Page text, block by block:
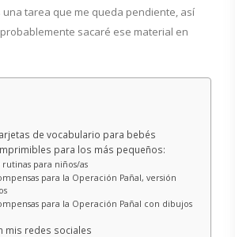
una tarea que me queda pendiente, así
sacaré ese material en
de vocabulario para bebés
para los más pequeños:
para niños/as
para la Operación Pañal, versión
para la Operación Pañal con dibujos
mis redes sociales